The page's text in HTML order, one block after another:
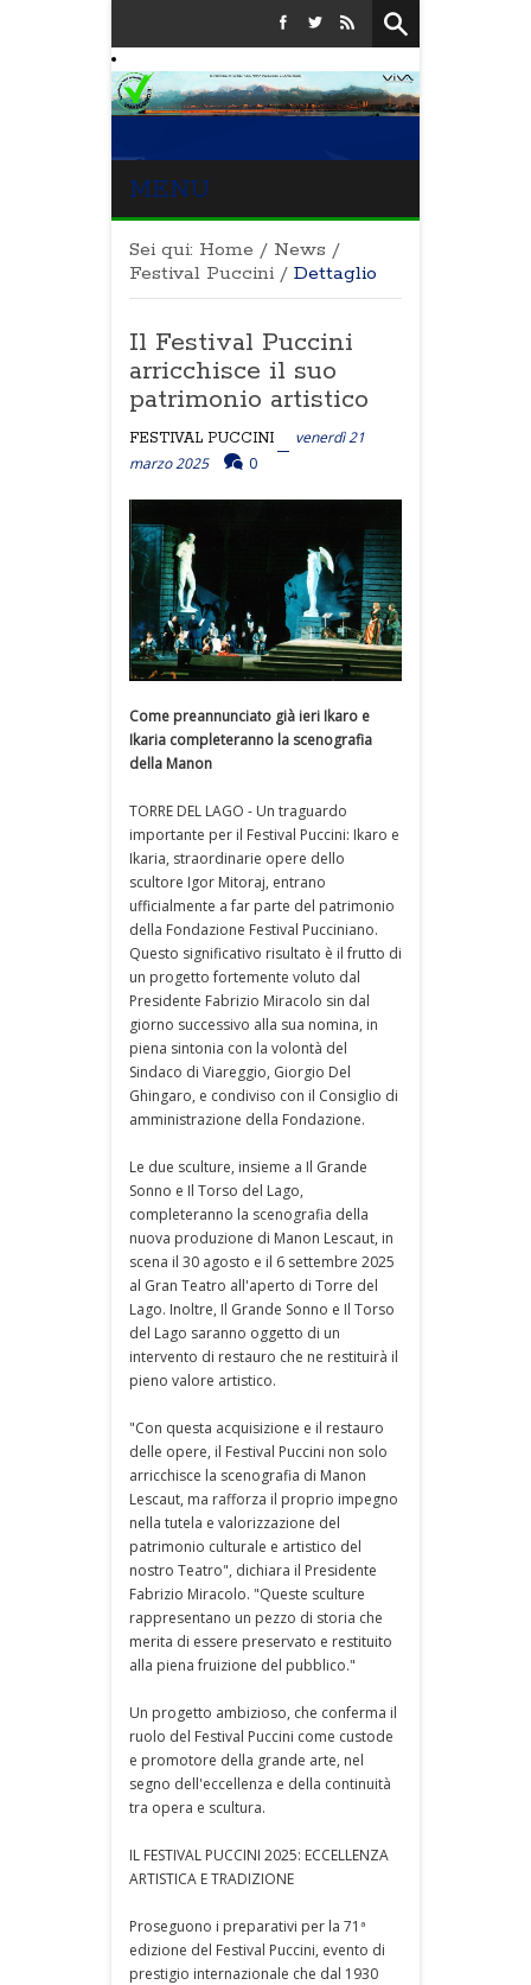
MENU
Sei qui: Home / News /
Festival Puccini / Dettaglio
Il Festival Puccini
arricchisce il suo
patrimonio artistico
FESTIVAL PUCCINI
venerdì 21
marzo 2025
0
Come preannunciato già ieri Ikaro e
Ikaria completeranno la scenografia
della Manon
TORRE DEL LAGO - Un traguardo
importante per il Festival Puccini: Ikaro e
Ikaria, straordinarie opere dello
scultore Igor Mitoraj, entrano
ufficialmente a far parte del patrimonio
della Fondazione Festival Pucciniano.
Questo significativo risultato è il frutto di
un progetto fortemente voluto dal
Presidente Fabrizio Miracolo sin dal
giorno successivo alla sua nomina, in
piena sintonia con la volontà del
Sindaco di Viareggio, Giorgio Del
Ghingaro, e condiviso con il Consiglio di
amministrazione della Fondazione.
Le due sculture, insieme a Il Grande
Sonno e Il Torso del Lago,
completeranno la scenografia della
nuova produzione di Manon Lescaut, in
scena il 30 agosto e il 6 settembre 2025
al Gran Teatro all'aperto di Torre del
Lago. Inoltre, Il Grande Sonno e Il Torso
del Lago saranno oggetto di un
intervento di restauro che ne restituirà il
pieno valore artistico.
"Con questa acquisizione e il restauro
delle opere, il Festival Puccini non solo
arricchisce la scenografia di Manon
Lescaut, ma rafforza il proprio impegno
nella tutela e valorizzazione del
patrimonio culturale e artistico del
nostro Teatro", dichiara il Presidente
Fabrizio Miracolo. "Queste sculture
rappresentano un pezzo di storia che
merita di essere preservato e restituito
alla piena fruizione del pubblico."
Un progetto ambizioso, che conferma il
ruolo del Festival Puccini come custode
e promotore della grande arte, nel
segno dell'eccellenza e della continuità
tra opera e scultura.
IL FESTIVAL PUCCINI 2025: ECCELLENZA
ARTISTICA E TRADIZIONE
Proseguono i preparativi per la 71ª
edizione del Festival Puccini, evento di
prestigio internazionale che dal 1930